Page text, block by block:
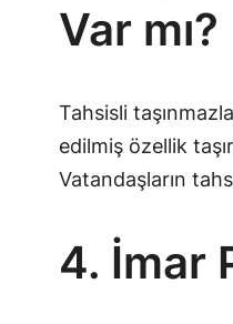
Var mı?
Tahsisli
edilmiş özellik
Vatandaşların
4. İmar